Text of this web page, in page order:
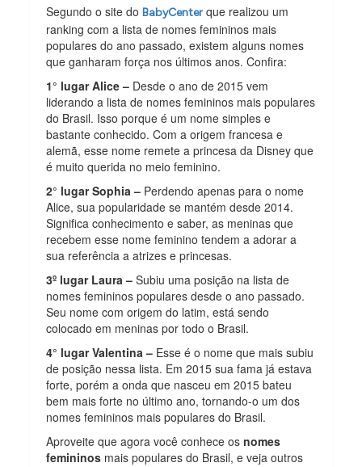
Segundo o site doBabyCenter que realizou um
ranking com a lista de nomes femininos mais
populares do ano passado, existem alguns nomes
que ganharam força nos últimos anos. Confira:
1° lugar Alice – Desde o ano de 2015 vem
liderando a lista de nomes femininos mais populares
do Brasil. Isso porque é um nome simples e
bastante conhecido. Com a origem francesa e
alemã, esse nome remete a princesa da Disney que
é muito querida no meio feminino.
2° lugar Sophia – Perdendo apenas para o nome
Alice, sua popularidade se mantém desde 2014.
Significa conhecimento e saber, as meninas que
recebem esse nome feminino tendem a adorar a
sua referência a atrizes e princesas.
3º lugar Laura – Subiu uma posição na lista de
nomes femininos populares desde o ano passado.
Seu nome com origem do latim, está sendo
colocado em meninas por todo o Brasil.
4° lugar Valentina – Esse é o nome que mais subiu
de posição nessa lista. Em 2015 sua fama já estava
forte, porém a onda que nasceu em 2015 bateu
bem mais forte no último ano, tornando-o um dos
nomes femininos mais populares do Brasil.
Aproveite que agora você conhece osnomes
femininos mais populares do Brasil, e veja outros